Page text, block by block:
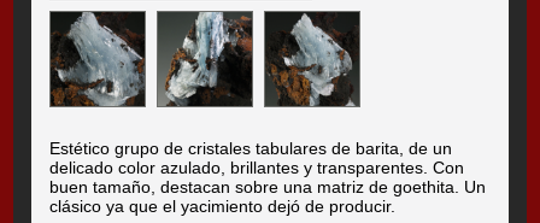
Estético grupo de cristales tabulares de barita, de un
delicado color azulado, brillantes y transparentes. Con
buen tamaño, destacan sobre una matriz de goethita. Un
clásico ya que el yacimiento dejó de producir.